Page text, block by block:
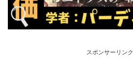
スポンサーリンク